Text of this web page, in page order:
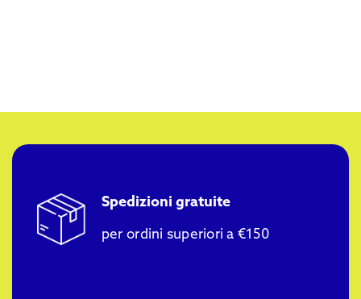
Spedizioni gratuite
per ordini superiori a €150